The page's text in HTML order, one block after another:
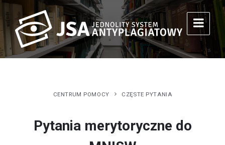
CENTRUM POMOCY CZĘSTE PYTANIA
Pytania merytoryczne do